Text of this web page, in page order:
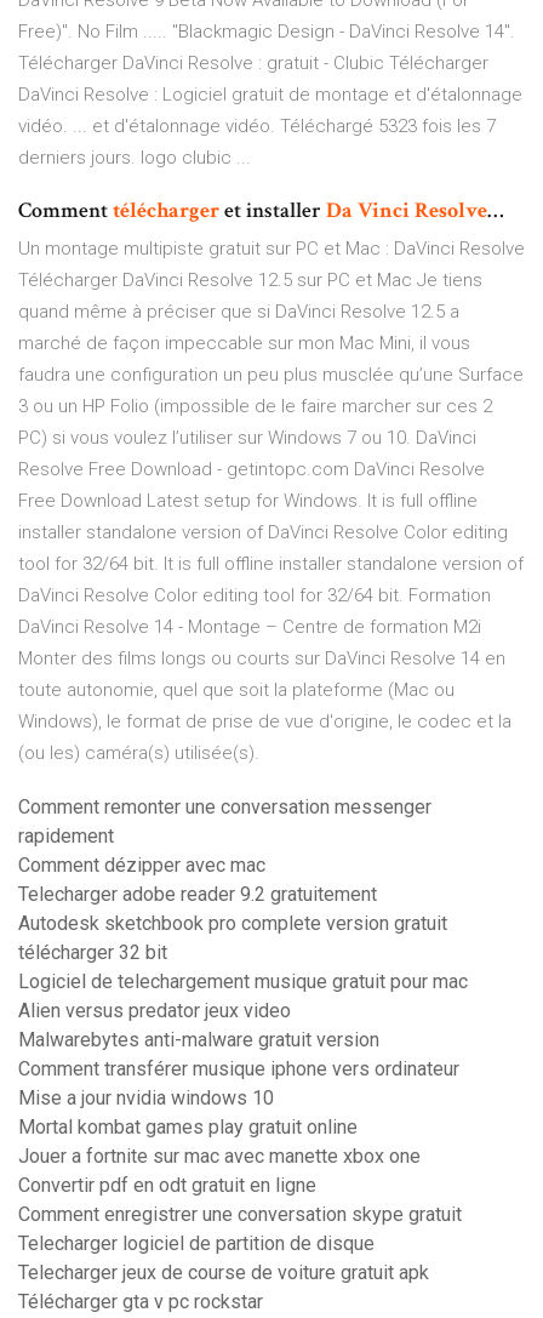
Free)". No Film ..... "Blackmagic Design - DaVinci Resolve 14".
Télécharger DaVinci Resolve : gratuit - Clubic Télécharger
DaVinci Resolve : Logiciel gratuit de montage et d'étalonnage
vidéo. ... et d'étalonnage vidéo. Téléchargé 5323 fois les 7
derniers jours. logo clubic ...
Commenttéléchargeret installer Da Vinci Resolve…
Un montage multipiste gratuit sur PC et Mac : DaVinci Resolve
Télécharger DaVinci Resolve 12.5 sur PC et Mac Je tiens
quand même à préciser que si DaVinci Resolve 12.5 a
marché de façon impeccable sur mon Mac Mini, il vous
faudra une configuration un peu plus musclée qu’une Surface
3 ou un HP Folio (impossible de le faire marcher sur ces 2
PC) si vous voulez l’utiliser sur Windows 7 ou 10. DaVinci
Resolve Free Download - getintopc.com DaVinci Resolve
Free Download Latest setup for Windows. It is full offline
installer standalone version of DaVinci Resolve Color editing
tool for 32/64 bit. It is full offline installer standalone version of
DaVinci Resolve Color editing tool for 32/64 bit. Formation
DaVinci Resolve 14 - Montage – Centre de formation M2i
Monter des films longs ou courts sur DaVinci Resolve 14 en
toute autonomie, quel que soit la plateforme (Mac ou
Windows), le format de prise de vue d'origine, le codec et la
(ou les) caméra(s) utilisée(s).
Comment remonter une conversation messenger
rapidement
Comment dézipper avec mac
Telecharger adobe reader 9.2 gratuitement
Autodesk sketchbook pro complete version gratuit
télécharger 32 bit
Logiciel de telechargement musique gratuit pour mac
Alien versus predator jeux video
Malwarebytes anti-malware gratuit version
Comment transférer musique iphone vers ordinateur
Mise a jour nvidia windows 10
Mortal kombat games play gratuit online
Jouer a fortnite sur mac avec manette xbox one
Convertir pdf en odt gratuit en ligne
Comment enregistrer une conversation skype gratuit
Telecharger logiciel de partition de disque
Telecharger jeux de course de voiture gratuit apk
Télécharger gta v pc rockstar